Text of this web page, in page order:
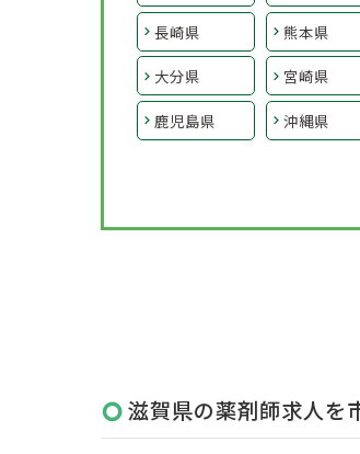
長崎県 熊本県
大分県 宮崎県
鹿児島県 沖縄県
滋賀県の薬剤師求人を